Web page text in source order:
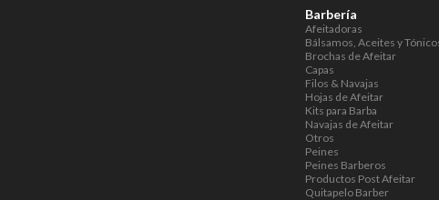
Barbería
Afeitadoras
Bálsamos, Aceites y
Brochas de Afeitar
Capas
Filos & Navajas
Hojas de Afeitar
Kits para Barba
Navajas de Afeitar
Otros
Peines
Peines Barberos
Productos Post Afeitar
Quitapelo Barber